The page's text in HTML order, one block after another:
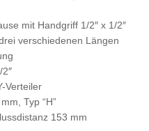
mit Handgriff 1/2″ x 1/2″
verschiedenen Längen
Verteiler
Typ “H”
153 mm